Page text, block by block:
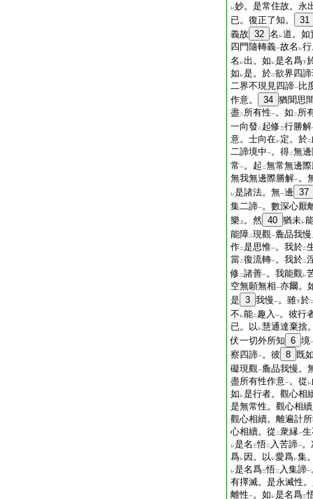
レ妙。是常住故。永
已。復正了知。
31
義故 32 名 レ道。如
四門隨轉義一故名 レ
名 レ出。如 レ是名爲下
如 レ是。於二欲界四
二界不現見四諦一 比
作意。
34 猶聞思
盡二 所有性一。如 二 所
一向發 二 起修三行勝解
意。士向在レ定。於二
二諦境中一。得二無
常一。起 二無常無邊
無我無邊際勝解一。
レ是諸法。無一邊 37
集二諦一。數深心厭
樂 上 。然 40 猶未レ
能障二現觀一麁品我慢
作二是思惟一。我於二
當二復流轉一。我於二
修 二諸善一。我能觀レ
空無願無相一亦爾。
是 3 我慢一。雖下於二
不 レ能二 趣入 一。彼行
已。以 レ慧通達棄捨
伏一切外所知 6 境
察四諦一。彼 8 既
礙現觀一麁品我慢。
盡所有性作意一。從 レ
如 レ是行者。觀心相
是無常性。觀心相
觀心相續。離遍計
心相續。從 二衆縁一
レ是名 三悟二 入苦諦一
爲レ 因。以 レ愛爲レ集
レ是名爲三悟二 入集諦一
有擇滅。是永滅性
離性一。如 レ是名爲三